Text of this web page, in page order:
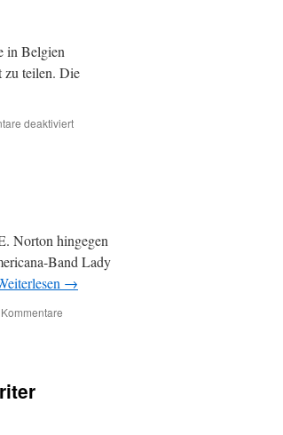
in Belgien
zu teilen. Die
deaktiviertfür
Norton hingegen
Band Lady
→
Kommentare